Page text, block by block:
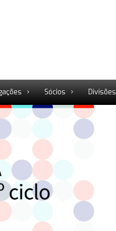
Sócios Divisões